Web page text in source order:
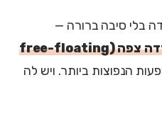
בלי סיבה ברורה —
חרדה צפה (free-floating
הנפוצות ביותר. ויש לה